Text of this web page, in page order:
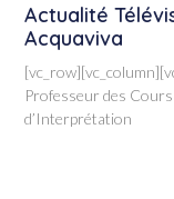
Actualité
Acquaviva
Professeur des
d’Interprétation